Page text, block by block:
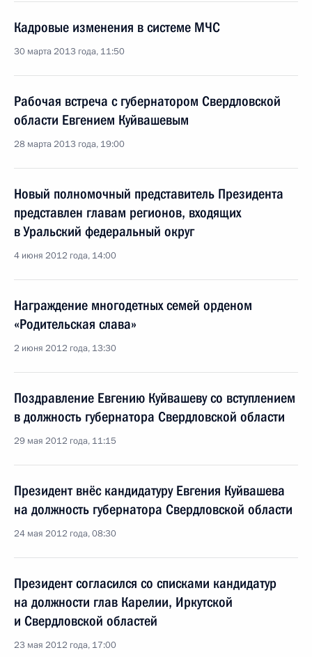
Кадровые изменения в системе МЧС
30 марта 2013 года, 11:50
Рабочая встреча с губернатором Свердловской
области Евгением Куйвашевым
28 марта 2013 года, 19:00
Новый полномочный представитель Президента
представлен главам регионов, входящих
в Уральский федеральный округ
4 июня 2012 года, 14:00
Награждение многодетных семей орденом
«Родительская слава»
2 июня 2012 года, 13:30
Поздравление Евгению Куйвашеву со вступлением
в должность губернатора Свердловской области
29 мая 2012 года, 11:15
Президент внёс кандидатуру Евгения Куйвашева
на должность губернатора Свердловской области
24 мая 2012 года, 08:30
Президент согласился со списками кандидатур
на должности глав Карелии, Иркутской
и Свердловской областей
23 мая 2012 года, 17:00